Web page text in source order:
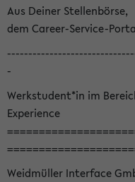
Aus Deiner Stellenbörse,
dem Career-Service-
-
Werkstudent*in im
Experience
Weidmüller Interface